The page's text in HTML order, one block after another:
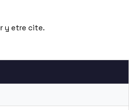
y etre cite.